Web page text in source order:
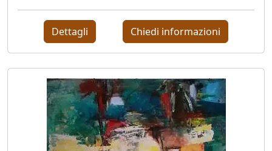
Brunetti
Cabai
Alessandro
Cadamuro
Dettagli Chiedi informazioni